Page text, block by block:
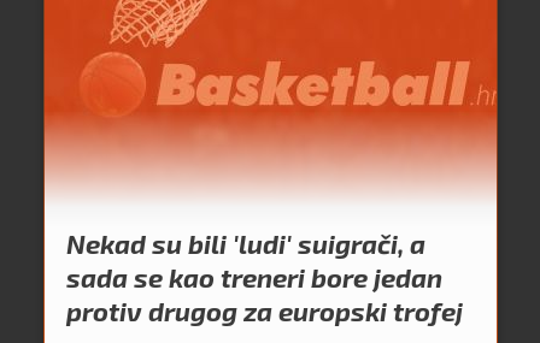
Nekad su bili 'ludi' suigrači, a
sada se kao treneri bore jedan
protiv drugog za europski trofej